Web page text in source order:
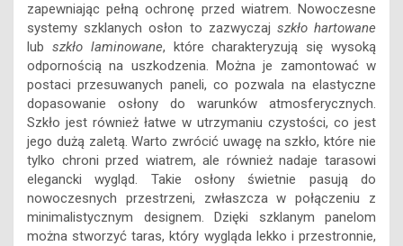
zapewniając pełną ochronę przed wiatrem. Nowoczesne
systemy szklanych osłon to zazwyczaj szkło hartowane
lub szkło laminowane, które charakteryzują się wysoką
odpornością na uszkodzenia. Można je zamontować w
postaci przesuwanych paneli, co pozwala na elastyczne
dopasowanie osłony do warunków atmosferycznych.
Szkło jest również łatwe w utrzymaniu czystości, co jest
jego dużą zaletą. Warto zwrócić uwagę na szkło, które nie
tylko chroni przed wiatrem, ale również nadaje tarasowi
elegancki wygląd. Takie osłony świetnie pasują do
nowoczesnych przestrzeni, zwłaszcza w połączeniu z
minimalistycznym designem. Dzięki szklanym panelom
można stworzyć taras, który wygląda lekko i przestronnie,